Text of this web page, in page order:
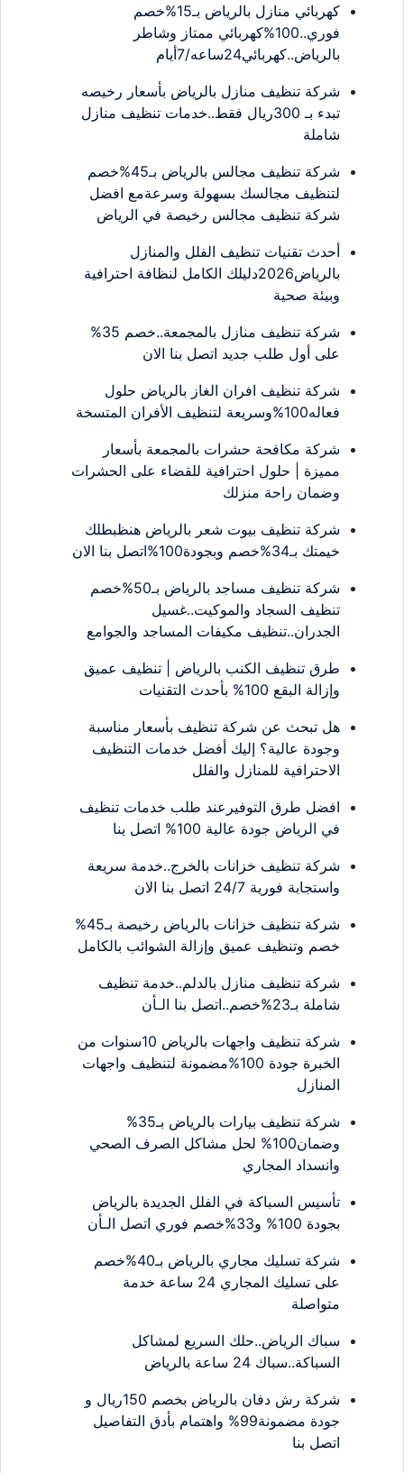
كهربائي منازل بالرياض بـ15%خصم
فوري..100%كهربائي ممتاز وشاطر
بالرياض..كهربائي24ساعه/7أيام
شركة تنظيف منازل بالرياض بأسعار رخيصه
تبدء بـ 300ريال فقط..خدمات تنظيف منازل
شاملة
شركة تنظيف مجالس بالرياض بـ45%خصم
لتنظيف مجالسك بسهولة وسرعةمع افضل
شركة تنظيف مجالس رخيصة في الرياض
أحدث تقنيات تنظيف الفلل والمنازل
بالرياض2026دليلك الكامل لنظافة احترافية
وبيئة صحية
شركة تنظيف منازل بالمجمعة..خصم 35%
على أول طلب جديد اتصل بنا الان
شركة تنظيف افران الغاز بالرياض حلول
فعاله100%وسريعة لتنظيف الأفران المتسخة
شركة مكافحة حشرات بالمجمعة بأسعار
مميزة | حلول احترافية للقضاء على الحشرات
وضمان راحة منزلك
شركة تنظيف بيوت شعر بالرياض هنظبطلك
خيمتك بـ34%خصم وبجودة100%اتصل بنا الان
شركة تنظيف مساجد بالرياض بـ50%خصم
تنظيف السجاد والموكيت..غسيل
الجدران..تنظيف مكيفات المساجد والجوامع
طرق تنظيف الكنب بالرياض | تنظيف عميق
وإزالة البقع 100% بأحدث التقنيات
هل تبحث عن شركة تنظيف بأسعار مناسبة
وجودة عالية؟ إليك أفضل خدمات التنظيف
الاحترافية للمنازل والفلل
افضل طرق التوفيرعند طلب خدمات تنظيف
في الرياض جودة عالية 100% اتصل ينا
شركة تنظيف خزانات بالخرج..خدمة سريعة
واستجابة فورية 24/7 اتصل بنا الان
شركة تنظيف خزانات بالرياض رخيصة بـ45%
خصم وتنظيف عميق وإزالة الشوائب بالكامل
شركة تنظيف منازل بالدلم..خدمة تنظيف
شاملة بـ23%خصم..اتصل بنا الـأن
شركة تنظيف واجهات بالرياض 10سنوات من
الخبرة جودة 100%مضمونة لتنظيف واجهات
المنازل
شركة تنظيف بيارات بالرياض بـ35%
وضمان100% لحل مشاكل الصرف الصحي
وانسداد المجاري
تأسيس السباكة في الفلل الجديدة بالرياض
بجودة 100% و33%خصم فوري اتصل الـأن
شركة تسليك مجاري بالرياض بـ40%خصم
على تسليك المجاري 24 ساعة خدمة
متواصلة
سباك الرياض..حلك السريع لمشاكل
السباكة..سباك 24 ساعة بالرياض
شركة رش دفان بالرياض بخصم 150ريال و
جودة مضمونة99% واهتمام بأدق التفاصيل
اتصل بنا